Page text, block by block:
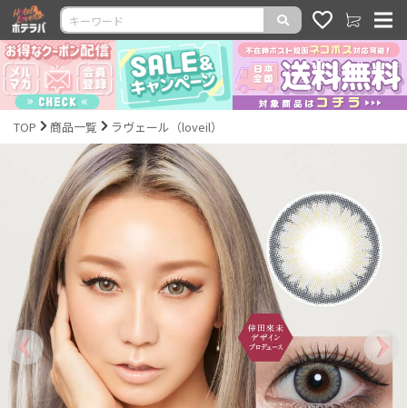
TOP 商品一覧 ラヴェール（loveil）